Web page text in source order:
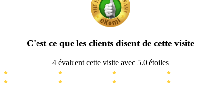
C'est ce que les clients disent de cette visite
4 évaluent cette visite avec 5.0 étoiles